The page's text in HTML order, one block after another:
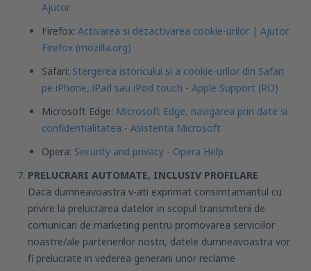
Ajutor
Firefox: Activarea si dezactivarea cookie-urilor | Ajutor
Firefox (mozilla.org)
Safari: Stergerea istoricului si a cookie-urilor din Safari
pe iPhone, iPad sau iPod touch - Apple Support (RO)
Microsoft Edge: Microsoft Edge, navigarea prin date si
confidentialitatea - Asistenta Microsoft
Opera: Security and privacy - Opera Help
PRELUCRARI AUTOMATE, INCLUSIV PROFILARE
Daca dumneavoastra v-ati exprimat consimtamantul cu
privire la prelucrarea datelor in scopul transmiterii de
comunicari de marketing pentru promovarea serviciilor
noastre/ale partenerilor nostri, datele dumneavoastra vor
fi prelucrate in vederea generarii unor reclame